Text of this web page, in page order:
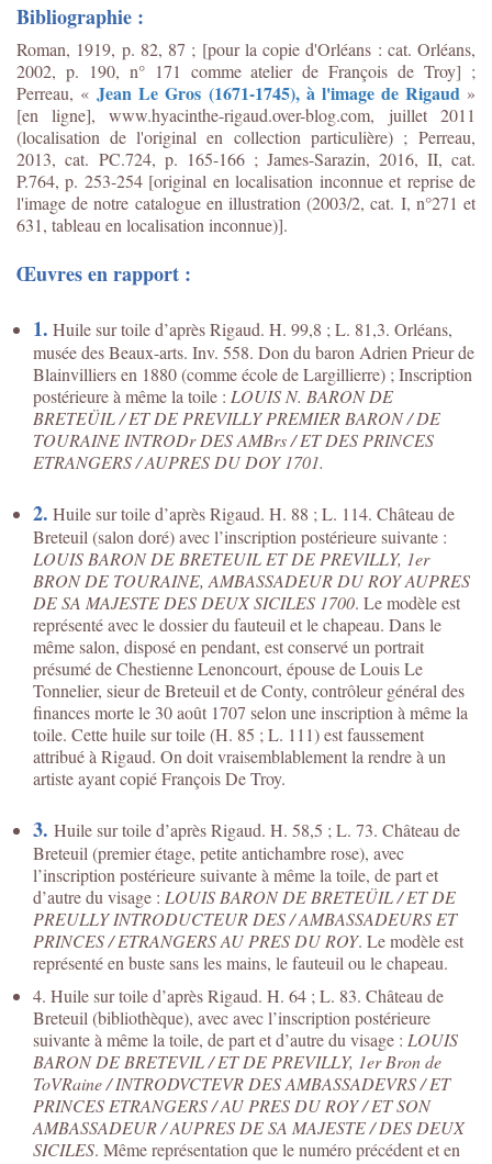
Bibliographie :
Roman, 1919, p. 82, 87 ; [pour la copie d'Orléans : cat. Orléans,
2002, p. 190, n° 171 comme atelier de François de Troy] ;
Perreau, «Jean Le Gros (1671-1745), à l'image de Rigaud »
[en ligne], www.hyacinthe-rigaud.over-blog.com, juillet 2011
(localisation de l'original en collection particulière) ; Perreau,
2013, cat. PC.724, p. 165-166 ; James-Sarazin, 2016, II, cat.
P.764, p. 253-254 [original en localisation inconnue et reprise de
l'image de notre catalogue en illustration (2003/2, cat. I, n°271 et
631, tableau en localisation inconnue)].
Œuvres en rapport :
1. Huile sur toile d’après Rigaud. H. 99,8 ; L. 81,3. Orléans,
musée des Beaux-arts. Inv. 558. Don du baron Adrien Prieur de
Blainvilliers en 1880 (comme école de Largillierre) ; Inscription
postérieure à même la toile : LOUIS N. BARON DE
BRETEÜIL / ET DE PREVILLY PREMIER BARON / DE
TOURAINE INTRODr DES AMBrs / ET DES PRINCES
ETRANGERS / AUPRES DU DOY 1701.
2. Huile sur toile d’après Rigaud. H. 88 ; L. 114. Château de
Breteuil (salon doré) avec l’inscription postérieure suivante :
LOUIS BARON DE BRETEUIL ET DE PREVILLY, 1er
BRON DE TOURAINE, AMBASSADEUR DU ROY AUPRES
DE SA MAJESTE DES DEUX SICILES 1700. Le modèle est
représenté avec le dossier du fauteuil et le chapeau. Dans le
même salon, disposé en pendant, est conservé un portrait
présumé de Chestienne Lenoncourt, épouse de Louis Le
Tonnelier, sieur de Breteuil et de Conty, contrôleur général des
finances morte le 30 août 1707 selon une inscription à même la
toile. Cette huile sur toile (H. 85 ; L. 111) est faussement
attribué à Rigaud. On doit vraisemblablement la rendre à un
artiste ayant copié François De Troy.
3. Huile sur toile d’après Rigaud. H. 58,5 ; L. 73. Château de
Breteuil (premier étage, petite antichambre rose), avec
l’inscription postérieure suivante à même la toile, de part et
d’autre du visage : LOUIS BARON DE BRETEÜIL / ET DE
PREULLY INTRODUCTEUR DES / AMBASSADEURS ET
PRINCES / ETRANGERS AU PRES DU ROY. Le modèle est
représenté en buste sans les mains, le fauteuil ou le chapeau.
4. Huile sur toile d’après Rigaud. H. 64 ; L. 83. Château de
Breteuil (bibliothèque), avec avec l’inscription postérieure
suivante à même la toile, de part et d’autre du visage : LOUIS
BARON DE BRETEVIL / ET DE PREVILLY, 1er Bron de
ToVRaine / INTRODVCTEVR DES AMBASSADEVRS / ET
PRINCES ETRANGERS / AU PRES DU ROY / ET SON
AMBASSADEUR / AUPRES DE SA MAJESTE / DES DEUX
SICILES. Même représentation que le numéro précédent et en